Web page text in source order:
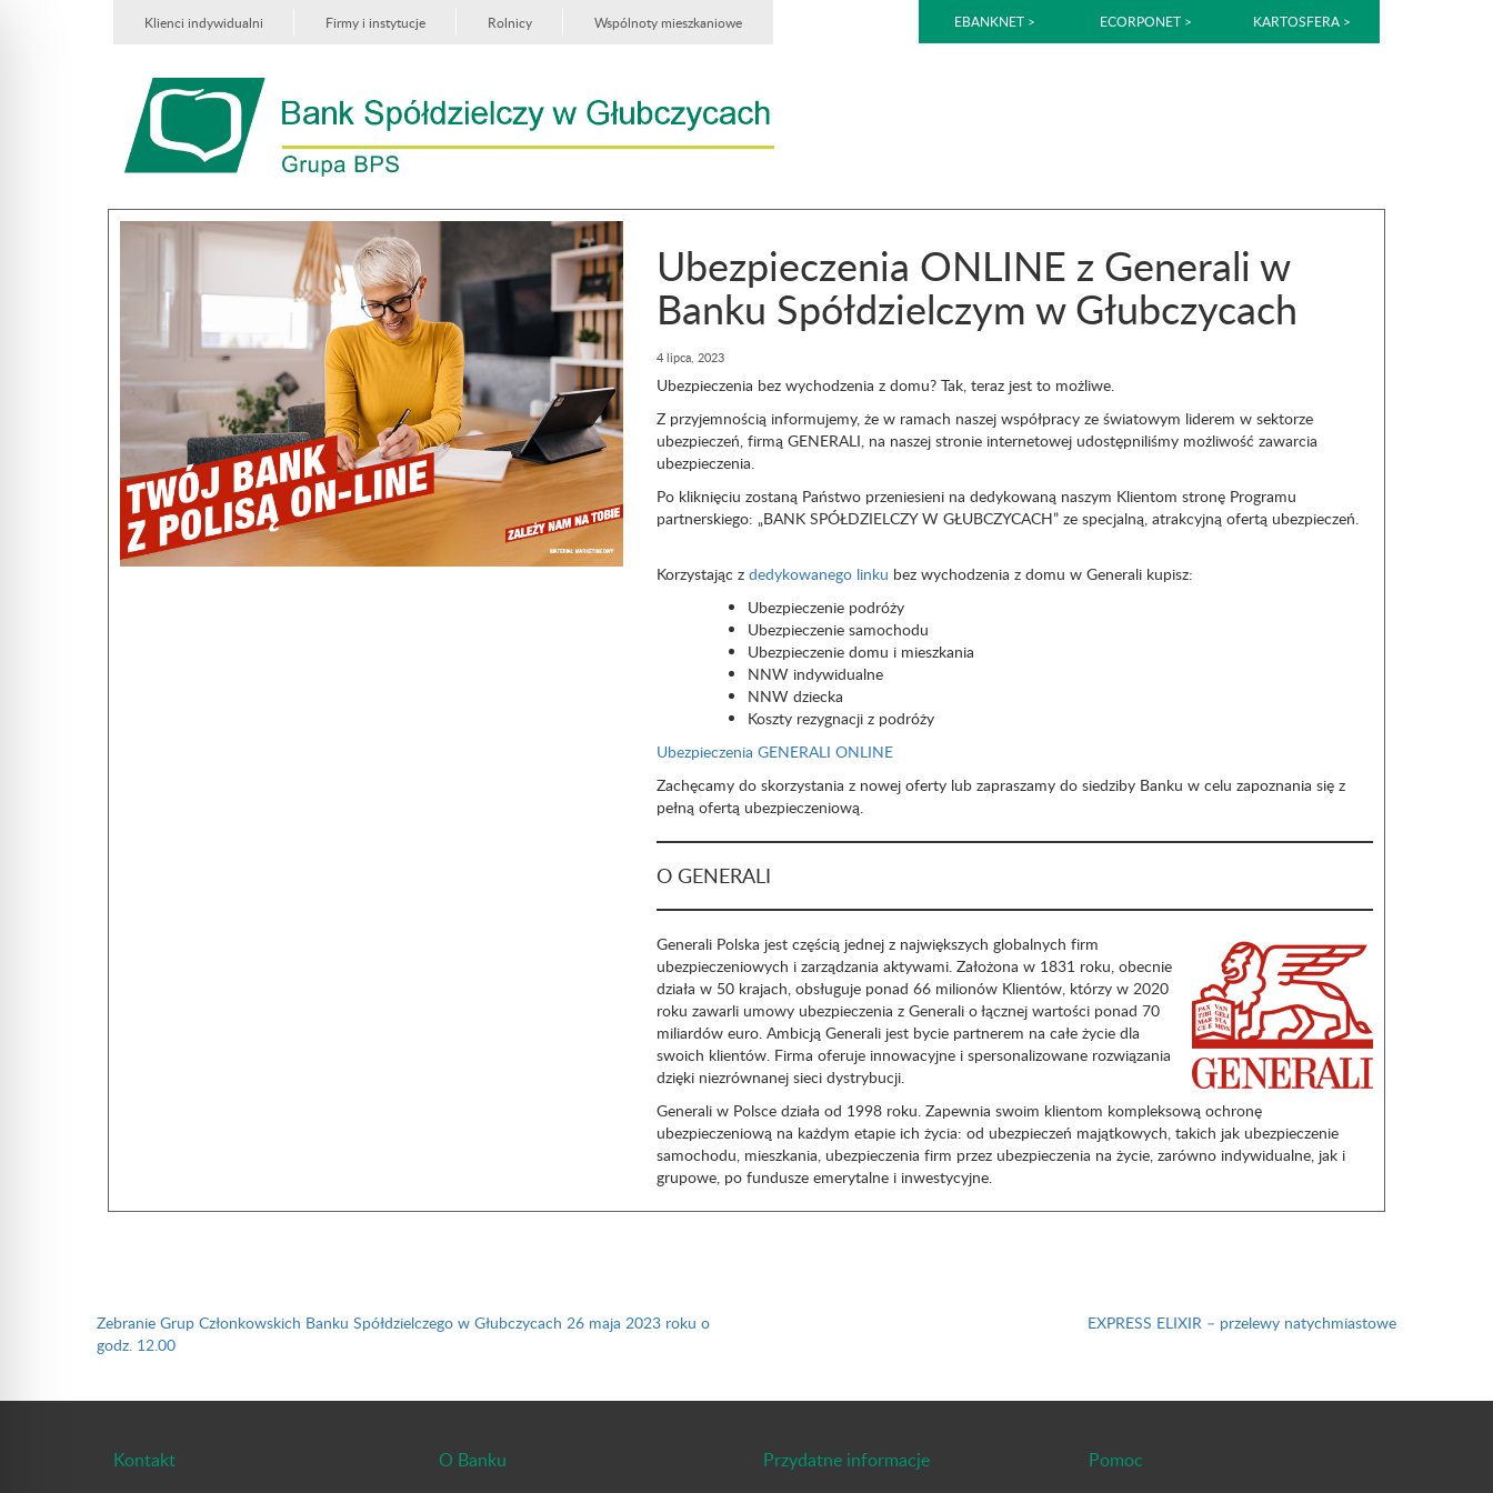
Klienci indywidualni Firmy i instytucje Rolnicy Wspólnoty mieszkaniowe KARTOSFERA >
ECORPONET >
EBANKNET >
Ubezpieczenia ONLINE z Generali w
Banku Spółdzielczym w Głubczycach
4 lipca, 2023
Ubezpieczenia bez wychodzenia z domu? Tak, teraz jest to możliwe.
Z przyjemnością informujemy, że w ramach naszej współpracy ze światowym liderem w sektorze
ubezpieczeń, firmą GENERALI, na naszej stronie internetowej udostępniliśmy możliwość zawarcia
ubezpieczenia.
Po kliknięciu zostaną Państwo przeniesieni na dedykowaną naszym Klientom stronę Programu
partnerskiego: „BANK SPÓŁDZIELCZY W GŁUBCZYCACH” ze specjalną, atrakcyjną ofertą ubezpieczeń.
Korzystając z dedykowanego linku bez wychodzenia z domu w Generali kupisz:
Ubezpieczenie podróży
Ubezpieczenie samochodu
Ubezpieczenie domu i mieszkania
NNW indywidualne
NNW dziecka
Koszty rezygnacji z podróży
Ubezpieczenia GENERALI ONLINE
Zachęcamy do skorzystania z nowej oferty lub zapraszamy do siedziby Banku w celu zapoznania się z
pełną ofertą ubezpieczeniową.
O GENERALI
Generali Polska jest częścią jednej z największych globalnych firm
ubezpieczeniowych i zarządzania aktywami. Założona w 1831 roku, obecnie
działa w 50 krajach, obsługuje ponad 66 milionów Klientów, którzy w 2020
roku zawarli umowy ubezpieczenia z Generali o łącznej wartości ponad 70
miliardów euro. Ambicją Generali jest bycie partnerem na całe życie dla
swoich klientów. Firma oferuje innowacyjne i spersonalizowane rozwiązania
dzięki niezrównanej sieci dystrybucji.
Generali w Polsce działa od 1998 roku. Zapewnia swoim klientom kompleksową ochronę
ubezpieczeniową na każdym etapie ich życia: od ubezpieczeń majątkowych, takich jak ubezpieczenie
samochodu, mieszkania, ubezpieczenia firm przez ubezpieczenia na życie, zarówno indywidualne, jak i
grupowe, po fundusze emerytalne i inwestycyjne.
wpisu
Zebranie Grup Członkowskich Banku Spółdzielczego w Głubczycach 26 maja 2023 roku o
godz. 12.00
EXPRESS ELIXIR – przelewy natychmiastowe
Kontakt O Banku Przydatne informacje Pomoc